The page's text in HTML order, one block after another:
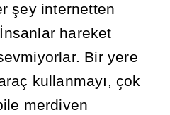
şey internetten
İnsanlar hareket
Bir yere
kullanmayı , çok
merdiven